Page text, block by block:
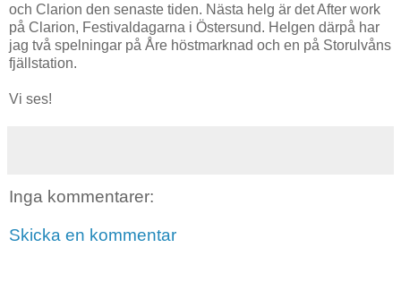
och Clarion den senaste tiden. Nästa helg är det After work
på Clarion, Festivaldagarna i Östersund. Helgen därpå har
jag två spelningar på Åre höstmarknad och en på Storulvåns
fjällstation.
Vi ses!
Inga kommentarer:
Skicka en kommentar